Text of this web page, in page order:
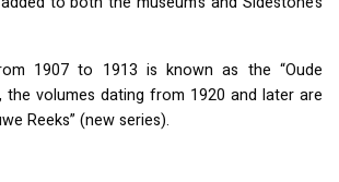
1907 to 1913 is known as the “Oude
the volumes dating from 1920 and later are
Reeks” (new series).